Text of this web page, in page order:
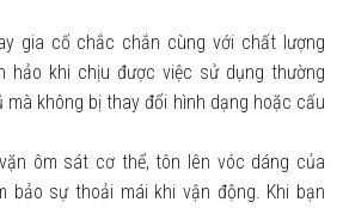
gia cố chắc chắn cùng với chất lượng
hảo khi chịu được việc sử dụng thường
mà không bị thay đổi hình dạng hoặc cấu
ôm sát cơ thể, tôn lên vóc dáng của
bảo sự thoải mái khi vận động. Khi bạn